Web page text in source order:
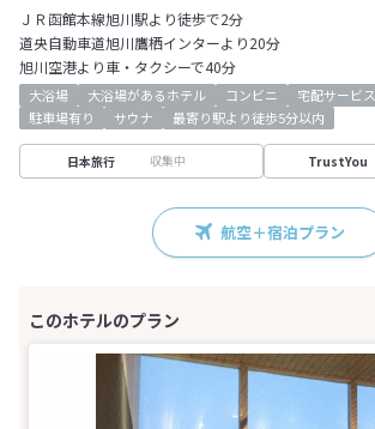
ＪＲ函館本線旭川駅より徒歩で2分
道央自動車道旭川鷹栖インターより20分
旭川空港より車・タクシーで40分
大浴場 大浴場があるホテル コンビニ 宅配サービス
駐車場有り
サウナ 最寄り駅より徒歩5分以内
日本旅行 収集中 TrustYou
航空＋宿泊プラン